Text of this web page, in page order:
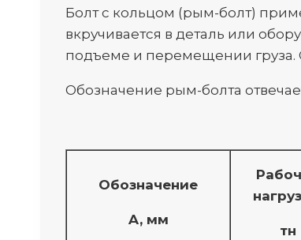
Болт с кольцом (рым-болт)
вкручивается в деталь или
подъеме и перемещении груза.
Обозначение рым-болта
Обозначение
A, мм
тн